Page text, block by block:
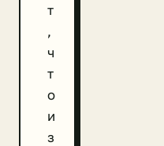
т
,
ч
т
о
и
з